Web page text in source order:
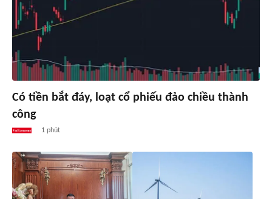
Có tiền bắt đáy, loạt cổ phiếu đảo chiều thành
công
1 phút